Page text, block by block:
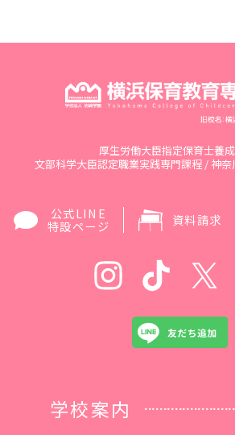
厚生労働大臣指定保育士養
文部科学大臣認定職業実践専門課程 / 神
公式LINE
特設ページ 資料請求
学校案内